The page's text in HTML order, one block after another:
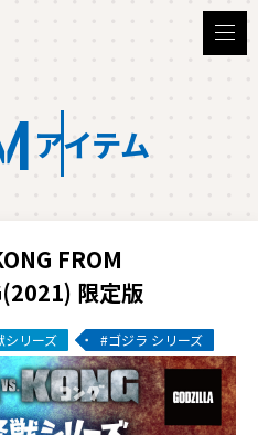
アイテム
FROM
限定版
シリーズ ゴジラ シリーズ